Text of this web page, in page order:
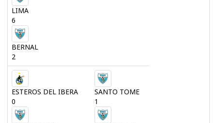
LIMA
6
BERNAL
2
ESTEROS DEL IBERA
0
SANTO TOME
1